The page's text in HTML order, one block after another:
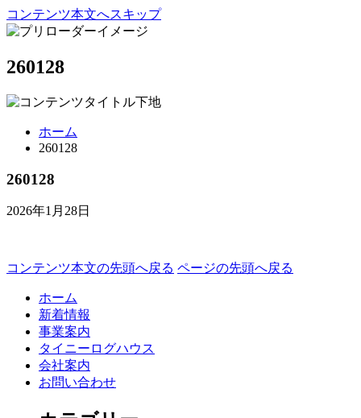
コンテンツ本文へスキップ
260128
ホーム
260128
260128
2026年1月28日
コンテンツ本文の先頭へ戻る ページの先頭へ戻る
ホーム
新着情報
事業案内
タイニーログハウス
会社案内
お問い合わせ